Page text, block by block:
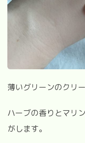
薄いグリーンのクリ
ハーブの香りとマリ
がします。